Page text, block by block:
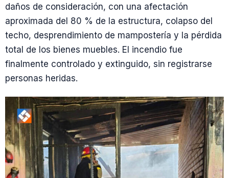
daños de consideración, con una afectación
aproximada del 80 % de la estructura, colapso del
techo, desprendimiento de mampostería y la pérdida
total de los bienes muebles. El incendio fue
finalmente controlado y extinguido, sin registrarse
personas heridas.